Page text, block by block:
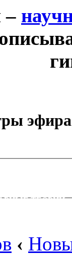
–
эфира
ТЕОРИИ
‹